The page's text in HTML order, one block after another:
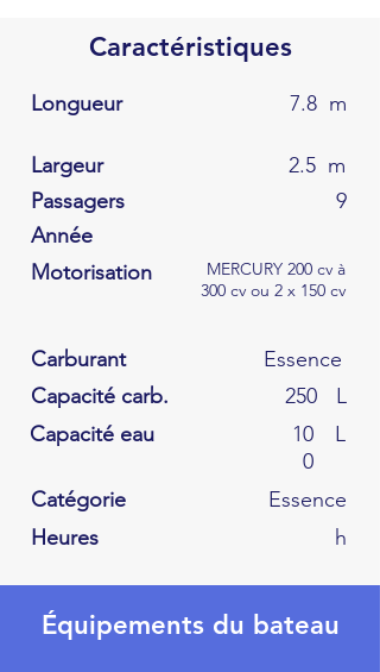
Caractéristiques
Longueur 7.8 m
Largeur 2.5 m
Passagers
9
Année
Motorisation
MERCURY 200 cv à
300 cv ou 2 x 150 cv
Carburant
Essence
Capacité carb.
250
L
Capacité eau
10
0
L
Catégorie
Essence
Heures
h
Équipements du bateau